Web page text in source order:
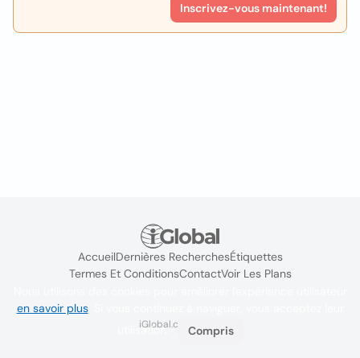
Inscrivez-vous maintenant!
AccueilDernières RecherchesÉtiquettes
Termes Et ConditionsContactVoir Les Plans
iGlobal.co @ 2024
en savoir plus. Si vous continuez à naviguer, vous acceptez leur
utilisation.
Compris